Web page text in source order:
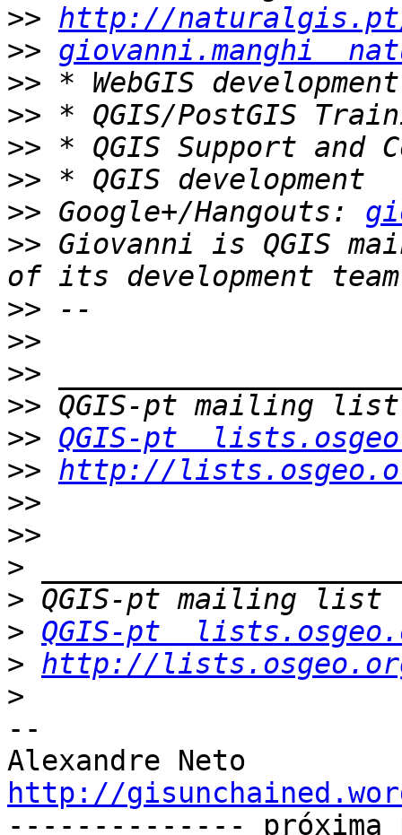
>> http://
>> giovanni.manghi
>>
>>
>>
>>
>> Google+/Hangouts:
>> Giovanni is QGIS
>>
>>
>>
>>
>> QGIS-pt
>> http://
>>
>>
>
>
> QGIS-pt
> http://
>
--
http://
--------------